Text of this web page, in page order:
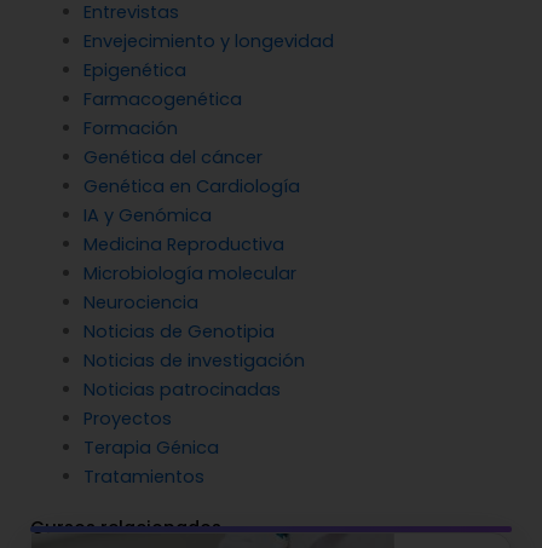
Entrevistas
Envejecimiento y longevidad
Epigenética
Farmacogenética
Formación
Genética del cáncer
Genética en Cardiología
IA y Genómica
Medicina Reproductiva
Microbiología molecular
Neurociencia
Noticias de Genotipia
Noticias de investigación
Noticias patrocinadas
Proyectos
Terapia Génica
Tratamientos
Cursos relacionados